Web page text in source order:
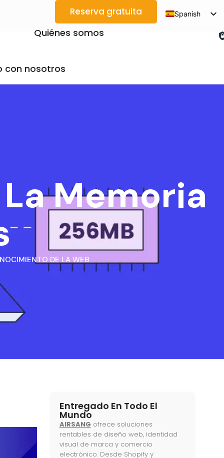
Reserva gratuita
Spanish
Quiénes somos
con nosotros
Memoria
DE LA WEB
Entregado En Todo El
Mundo
AIRSANG ofrece soluciones
rentables de diseño web, identidad
visual de marca y comercio
electrónico. Desde Shopify y